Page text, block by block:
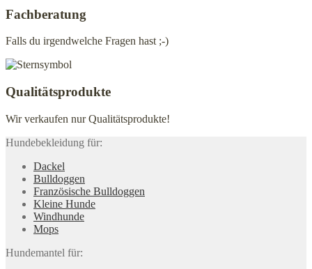
Fachberatung
Falls du irgendwelche Fragen hast ;-)
Qualitätsprodukte
Wir verkaufen nur Qualitätsprodukte!
Hundebekleidung für:
Dackel
Bulldoggen
Französische Bulldoggen
Kleine Hunde
Windhunde
Mops
Hundemantel für: